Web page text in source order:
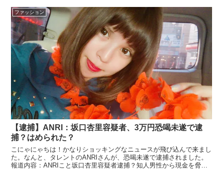
ファッション
【逮捕】ANRI：坂口杏里容疑者、3万円恐喝未遂で逮
捕？はめられた？
こにゃにゃちは！かなりショッキングなニュースが飛び込んで来まし
た。なんと、タレントのANRIさんが、恐喝未遂で逮捕されました。
報道内容：ANRIこと坂口杏里容疑者逮捕？知人男性から現金を脅し